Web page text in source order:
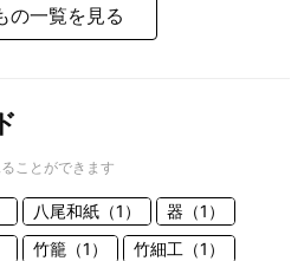
の一覧を見る
ことができます
八尾和紙（1）
器（1）
竹籠（1） 竹細工（1）